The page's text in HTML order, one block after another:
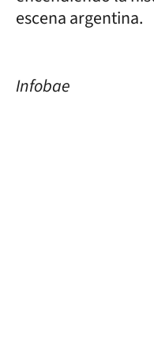
escena argentina.
Infobae